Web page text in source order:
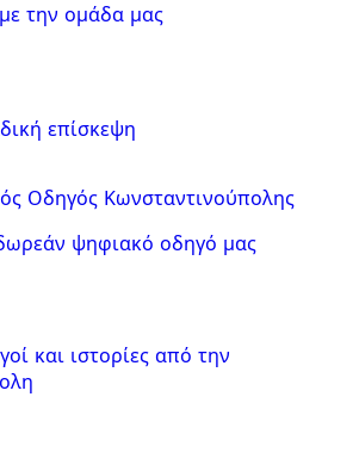
την ομάδα μας
επίσκεψη
Οδηγός Κωνσταντινούπολης
ψηφιακό οδηγό μας
και ιστορίες από την